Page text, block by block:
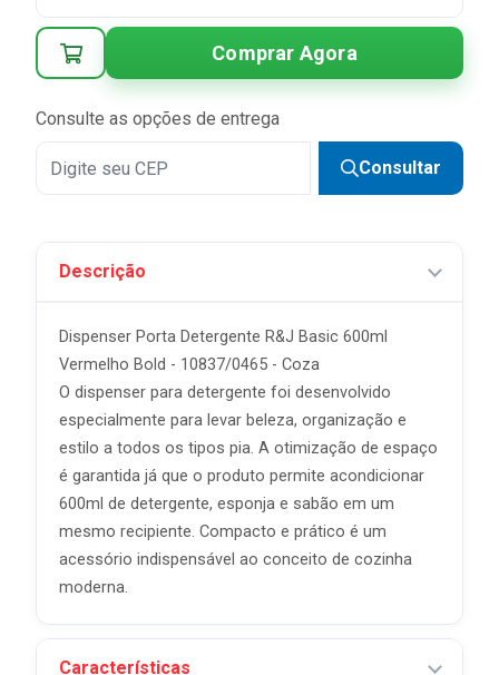
Comprar Agora
Consulte as opções de entrega
Consultar
Descrição
Dispenser Porta Detergente R&J Basic 600ml
Vermelho Bold - 10837/0465 - Coza
O dispenser para detergente foi desenvolvido
especialmente para levar beleza, organização e
estilo a todos os tipos pia. A otimização de espaço
é garantida já que o produto permite acondicionar
600ml de detergente, esponja e sabão em um
mesmo recipiente. Compacto e prático é um
acessório indispensável ao conceito de cozinha
moderna.
Características